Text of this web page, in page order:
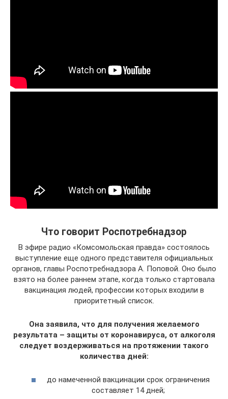
Что говорит Роспотребнадзор
В эфире радио «Комсомольская правда» состоялось
выступление еще одного представителя официальных
органов, главы Роспотребнадзора А. Поповой. Оно было
взято на более раннем этапе, когда только стартовала
вакцинация людей, профессии которых входили в
приоритетный список.
Она заявила, что для получения желаемого
результата – защиты от коронавируса, от алкоголя
следует воздерживаться на протяжении такого
количества дней:
до намеченной вакцинации срок ограничения
составляет 14 дней;